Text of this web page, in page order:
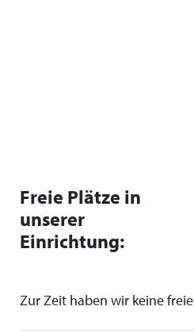
Freie Plätze in
unserer
Einrichtung:
Zur Zeit haben wir keine